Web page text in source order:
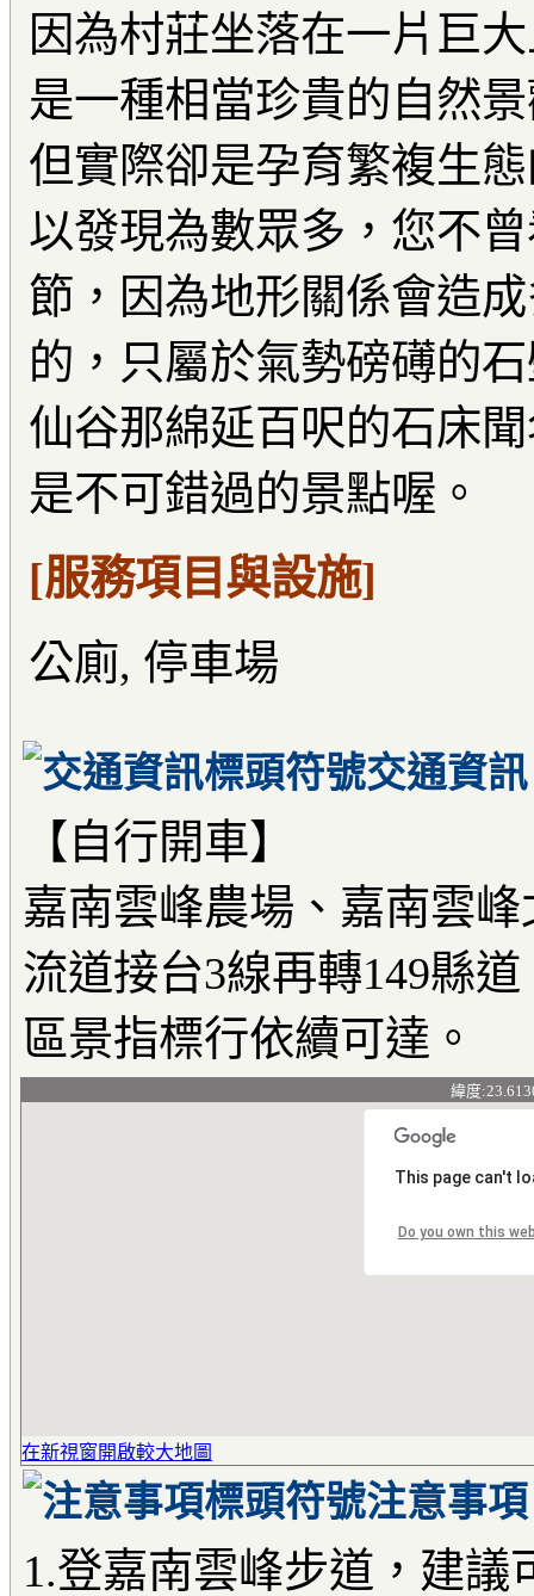
因為村莊坐落在一片巨
是一種相當珍貴的自然
但實際卻是孕育繁複生
以發現為數眾多，您不
節，因為地形關係會造
的，只屬於氣勢磅礡的
仙谷那綿延百呎的石床
是不可錯過的景點喔。
[服務項目與設施]
公廁, 停車場
交通資訊
【自行開車】
嘉南雲峰農場、嘉南雲
流道接台3線再轉149縣
區景指標行依續可達。
緯度
This page can't
Do you own this
在新視窗開啟較大地圖
注意事項
1.登嘉南雲峰步道，建